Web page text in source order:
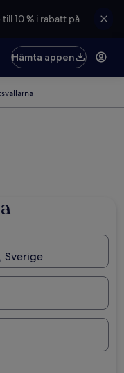
10 % i rabatt på
Hämta appen
Sverige